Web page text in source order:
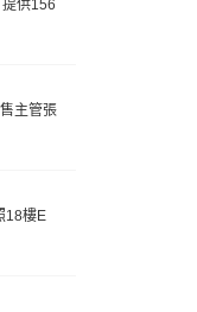
供156
主管張
18樓E